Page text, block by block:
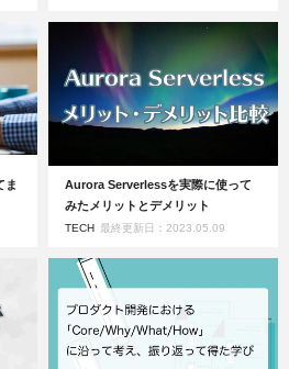
ま
Aurora Serverlessを実際に使って
みたメリットとデメリット
TECH 最終更新日：2023.05.09